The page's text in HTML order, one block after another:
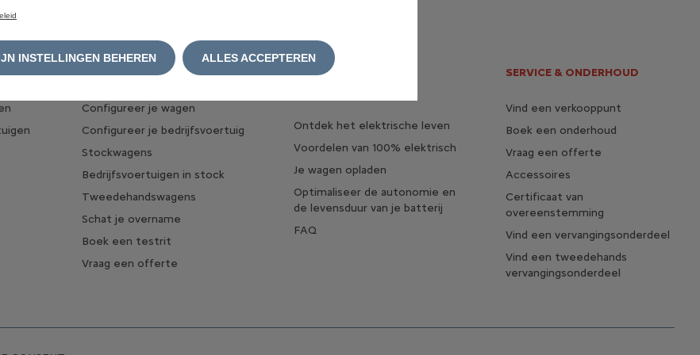
VIND JOUW WAGEN
Configureer je wagen
Configureer je bedrijfsvoertuig
Stockwagens
Bedrijfsvoertuigen in stock
Tweedehandswagens
Schat je overname
Boek een testrit
Vraag een offerte
OVER ELEKTRISCHE EN
Ontdek het elektrische leven
Voordelen van 100% elektrisch
Je wagen opladen
Optimaliseer de autonomie en
de levensduur van je batterij
FAQ
SERVICE & ONDERHOUD
Vind een verkooppunt
Boek een onderhoud
Vraag een offerte
Accessoires
Certificaat van
overeenstemming
Vind een vervangingsonderdeel
Vind een tweedehands
vervangingsonderdeel
INSTELLINGEN BEHEREN ALLES ACCEPTEREN